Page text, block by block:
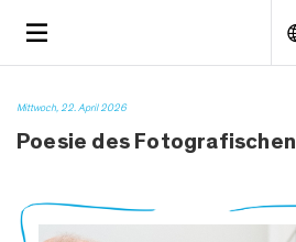
TOGGLE
Mittwoch, 22. April 2026
Poesie des Fotografischen